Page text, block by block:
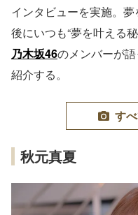
インタビューを実施。
後にいつも“夢を叶える
乃木坂46のメンバーが
紹介する。
す
秋元真夏